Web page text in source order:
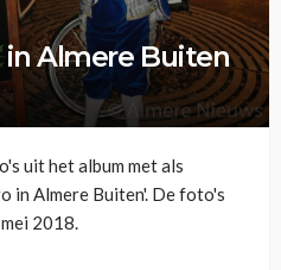
Almere Buiten
uit het album met als
in Almere Buiten'. De foto's
2018.